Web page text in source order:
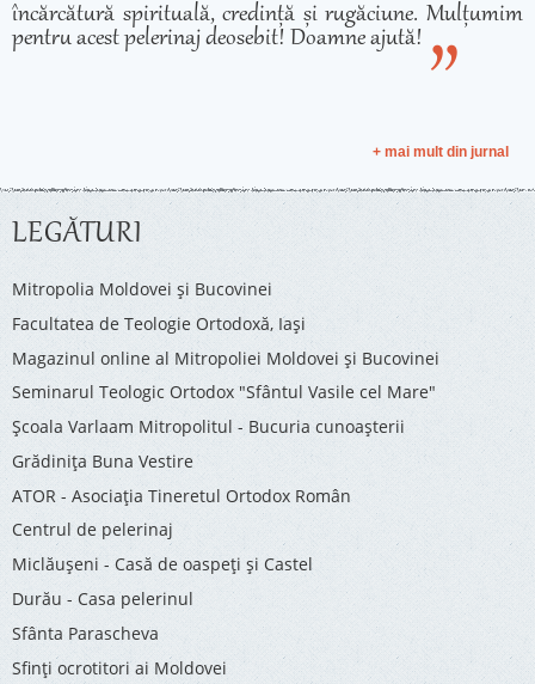
încărcătură spirituală, credință și rugăciune. Mulțumim
pentru acest pelerinaj deosebit! Doamne ajută!
+ mai mult din jurnal
LEGĂTURI
Mitropolia Moldovei și Bucovinei
Facultatea de Teologie Ortodoxă, Iaşi
Magazinul online al Mitropoliei Moldovei și Bucovinei
Seminarul Teologic Ortodox "Sfântul Vasile cel Mare"
Şcoala Varlaam Mitropolitul - Bucuria cunoaşterii
Grădinița Buna Vestire
ATOR - Asociaţia Tineretul Ortodox Român
Centrul de pelerinaj
Miclăușeni - Casă de oaspeţi şi Castel
Durău - Casa pelerinul
Sfânta Parascheva
Sfinți ocrotitori ai Moldovei